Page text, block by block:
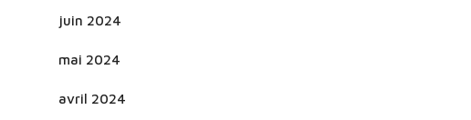
juin 2024
mai 2024
avril 2024